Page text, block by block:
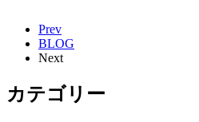
Prev
BLOG
Next
カテゴリー